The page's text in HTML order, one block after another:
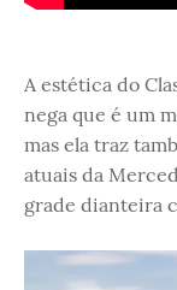
A estética do
nega que é um
mas ela traz
atuais da
grade dianteira